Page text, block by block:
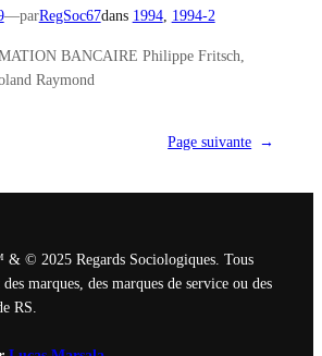
—parRegSoc67dans 1994, 1994-2
BANCAIRE Philippe Fritsch,
Raymond
Page suivante →
& © 2025 Regards Sociologiques. Tous
marques, des marques de service ou des
RS.